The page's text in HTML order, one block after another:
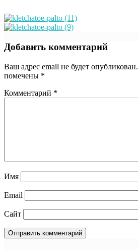
Добавить комментарий
Ваш адрес email не будет опубликован.
помечены *
Комментарий *
Имя
Email
Сайт